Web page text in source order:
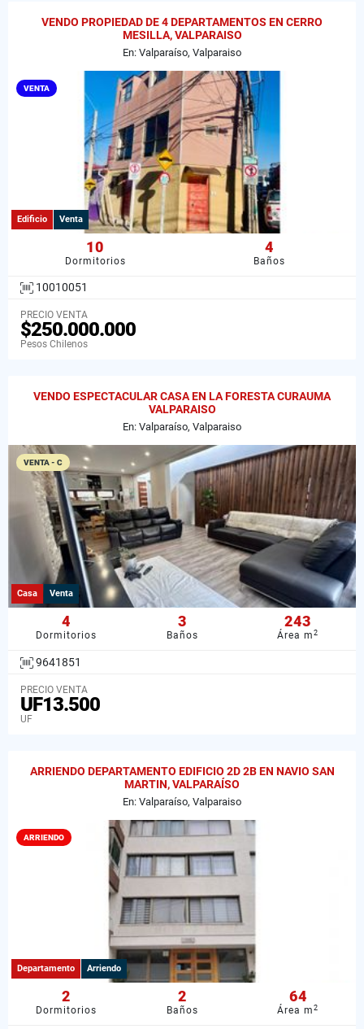
VENDO PROPIEDAD DE 4 DEPARTAMENTOS EN CERRO
MESILLA, VALPARAISO
En: Valparaíso, Valparaiso
VENTA
Edificio Venta
10
Dormitorios
4
Baños
10010051
PRECIO VENTA
$250.000.000
Pesos Chilenos
VENDO ESPECTACULAR CASA EN LA FORESTA CURAUMA
VALPARAISO
En: Valparaíso, Valparaiso
VENTA - C
Casa Venta
4
Dormitorios
3
Baños
243
Área m2
9641851
PRECIO VENTA
UF13.500
UF
ARRIENDO DEPARTAMENTO EDIFICIO 2D 2B EN NAVIO SAN
MARTIN, VALPARAÍSO
En: Valparaíso, Valparaiso
ARRIENDO
Departamento Arriendo
2
Dormitorios
2
Baños
64
Área m2